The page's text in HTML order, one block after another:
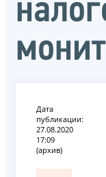
Дата
публикации:
27.08.2020
17:09
(архив)